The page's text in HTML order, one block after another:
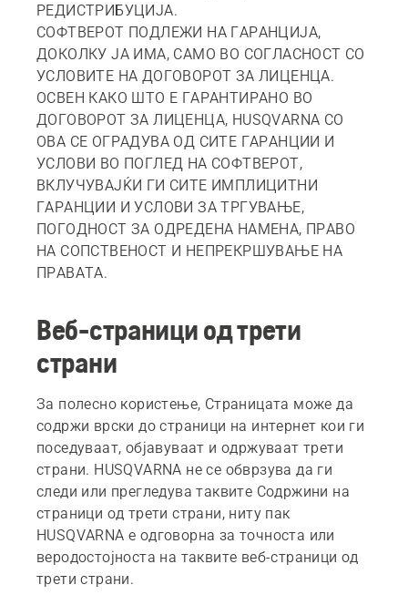
РЕДИСТРИБУЦИЈА.
СОФТВЕРОТ ПОДЛЕЖИ НА ГАРАНЦИЈА,
ДОКОЛКУ ЈА ИМА, САМО ВО СОГЛАСНОСТ СО
УСЛОВИТЕ НА ДОГОВОРОТ ЗА ЛИЦЕНЦА.
ОСВЕН КАКО ШТО Е ГАРАНТИРАНО ВО
ДОГОВОРОТ ЗА ЛИЦЕНЦА, HUSQVARNA СО
ОВА СЕ ОГРАДУВА ОД СИТЕ ГАРАНЦИИ И
УСЛОВИ ВО ПОГЛЕД НА СОФТВЕРОТ,
ВКЛУЧУВАЈЌИ ГИ СИТЕ ИМПЛИЦИТНИ
ГАРАНЦИИ И УСЛОВИ ЗА ТРГУВАЊЕ,
ПОГОДНОСТ ЗА ОДРЕДЕНА НАМЕНА, ПРАВО
НА СОПСТВЕНОСТ И НЕПРЕКРШУВАЊЕ НА
ПРАВАТА.
Веб-страници од трети
страни
За полесно користење, Страницата може да
содржи врски до страници на интернет кои ги
поседуваат, објавуваат и одржуваат трети
страни. HUSQVARNA не се обврзува да ги
следи или прегледува таквите Содржини на
страници од трети страни, ниту пак
HUSQVARNA е одговорна за точноста или
веродостојноста на таквите веб-страници од
трети страни.